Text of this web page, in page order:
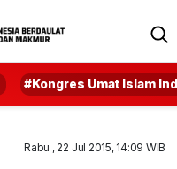
#Kongres Umat Islam
Rabu , 22 Jul 2015, 14:09 WIB